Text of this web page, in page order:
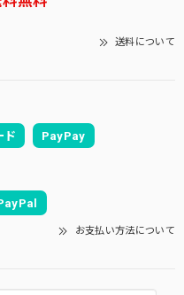
送料について
ド PayPay
お支払い方法について